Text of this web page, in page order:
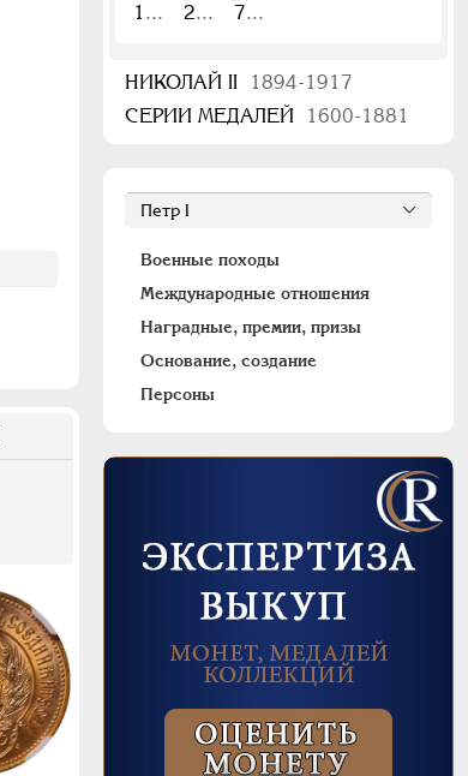
1 2 7
НИКОЛАЙ II
1894-1917
СЕРИИ МЕДАЛЕЙ
1600-1881
Военные походы
Международные отношения
Наградные, премии, призы
Основание, создание
Персоны